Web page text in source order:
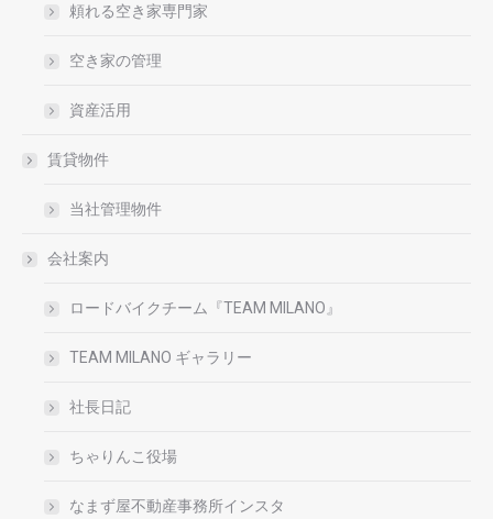
頼れる空き家専門家
空き家の管理
資産活用
賃貸物件
当社管理物件
会社案内
ロードバイクチーム『TEAM MILANO』
TEAM MILANO ギャラリー
社長日記
ちゃりんこ役場
なまず屋不動産事務所インスタ